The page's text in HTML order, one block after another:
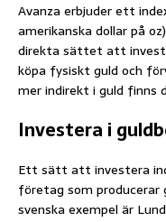
Avanza erbjuder ett
amerikanska dollar på
direkta sättet att
köpa fysiskt guld och
mer indirekt i guld finns
Investera i
Ett sätt att investera
företag som producerar
svenska exempel är